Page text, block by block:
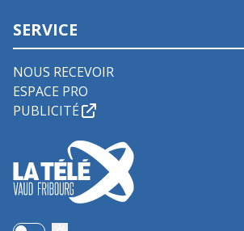
SERVICE
NOUS RECEVOIR
ESPACE PRO
PUBLICITÉ